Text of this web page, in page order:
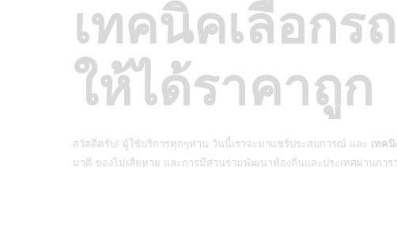
เทคนิคเลือกร
ให้ได้ราคาถูก
สวัสดีครับ! ผู้ใช้บริการทุกๆท่าน วันนี้เราจะมาแชร์ประสบการณ์ และ เทค
มาดี ของไม่เสียหาย และการมีส่วนร่วมพัฒนาท้องถิ่นและประเทศผ่านการ